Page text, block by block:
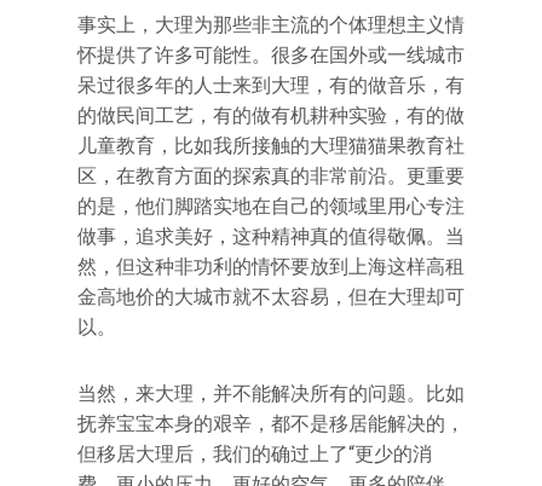
事实上，大理为那些非主流的个体理想主义情
怀提供了许多可能性。很多在国外或一线城市
呆过很多年的人士来到大理，有的做音乐，有
的做民间工艺，有的做有机耕种实验，有的做
儿童教育，比如我所接触的大理猫猫果教育社
区，在教育方面的探索真的非常前沿。更重要
的是，他们脚踏实地在自己的领域里用心专注
做事，追求美好，这种精神真的值得敬佩。当
然，但这种非功利的情怀要放到上海这样高租
金高地价的大城市就不太容易，但在大理却可
以。
当然，来大理，并不能解决所有的问题。比如
抚养宝宝本身的艰辛，都不是移居能解决的，
但移居大理后，我们的确过上了“更少的消